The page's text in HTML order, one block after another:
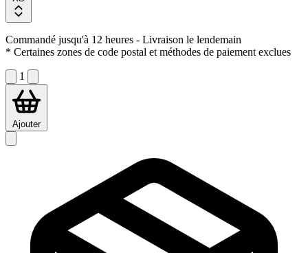
Commandé jusqu'à 12 heures - Livraison le lendemain
* Certaines zones de code postal et méthodes de paiement exclues
1
Ajouter